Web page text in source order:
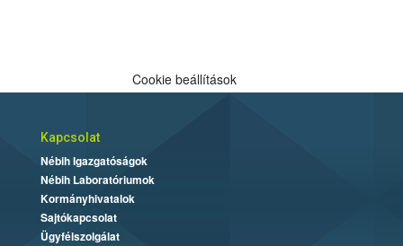
Cookie beállítások
Kapcsolat
Nébih Igazgatóságok
Nébih Laboratóriumok
Kormányhivatalok
Sajtókapcsolat
Ügyfélszolgálat